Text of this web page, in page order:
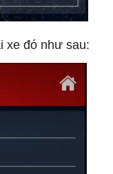
xe đó như sau: